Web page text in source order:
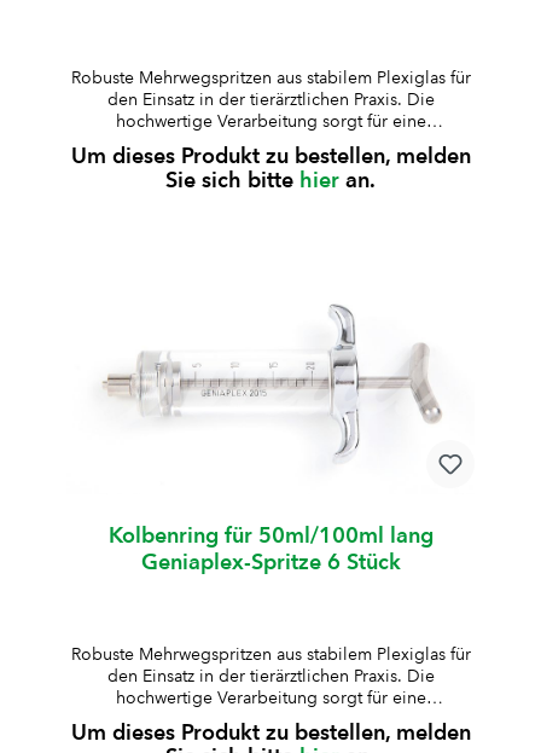
Robuste Mehrwegspritzen aus stabilem Plexiglas für
den Einsatz in der tierärztlichen Praxis. Die
hochwertige Verarbeitung sorgt für eine
zuverlässige Anwendung und lange Lebensdauer.
aus besonders stabilem Plexiglas gefertigtKolben,
Kolbenstange und Griff aus rostfreiem Stahl, Deckel
KolbenringGraduierungHubW008654Standard10
mlW0086550.5 mlzentralW006795Standard20
mlW0090451 mlexcentrischW008756kurz30
mlW0087882 mlexcentrischW007637kurz50
mlW0087352 mlexcentrischW008736lang100
mlW0087352 mlexcentrischW008638Standard200
mlW0086115 mlexcentrisch
Um dieses Produkt zu bestellen, melden
Sie sich bitte hier an.
Kolbenring für 50ml/100ml lang
Geniaplex-Spritze 6 Stück
Robuste Mehrwegspritzen aus stabilem Plexiglas für
den Einsatz in der tierärztlichen Praxis. Die
hochwertige Verarbeitung sorgt für eine
zuverlässige Anwendung und lange Lebensdauer.
aus besonders stabilem Plexiglas gefertigtKolben,
Um dieses Produkt zu bestellen, melden